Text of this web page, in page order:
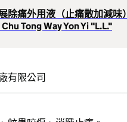
除痛外用液（止痛散加減味）
Tong Way Yon Yi "L.L."
有限公司